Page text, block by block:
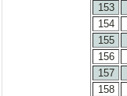
153
154
155
156
157
158